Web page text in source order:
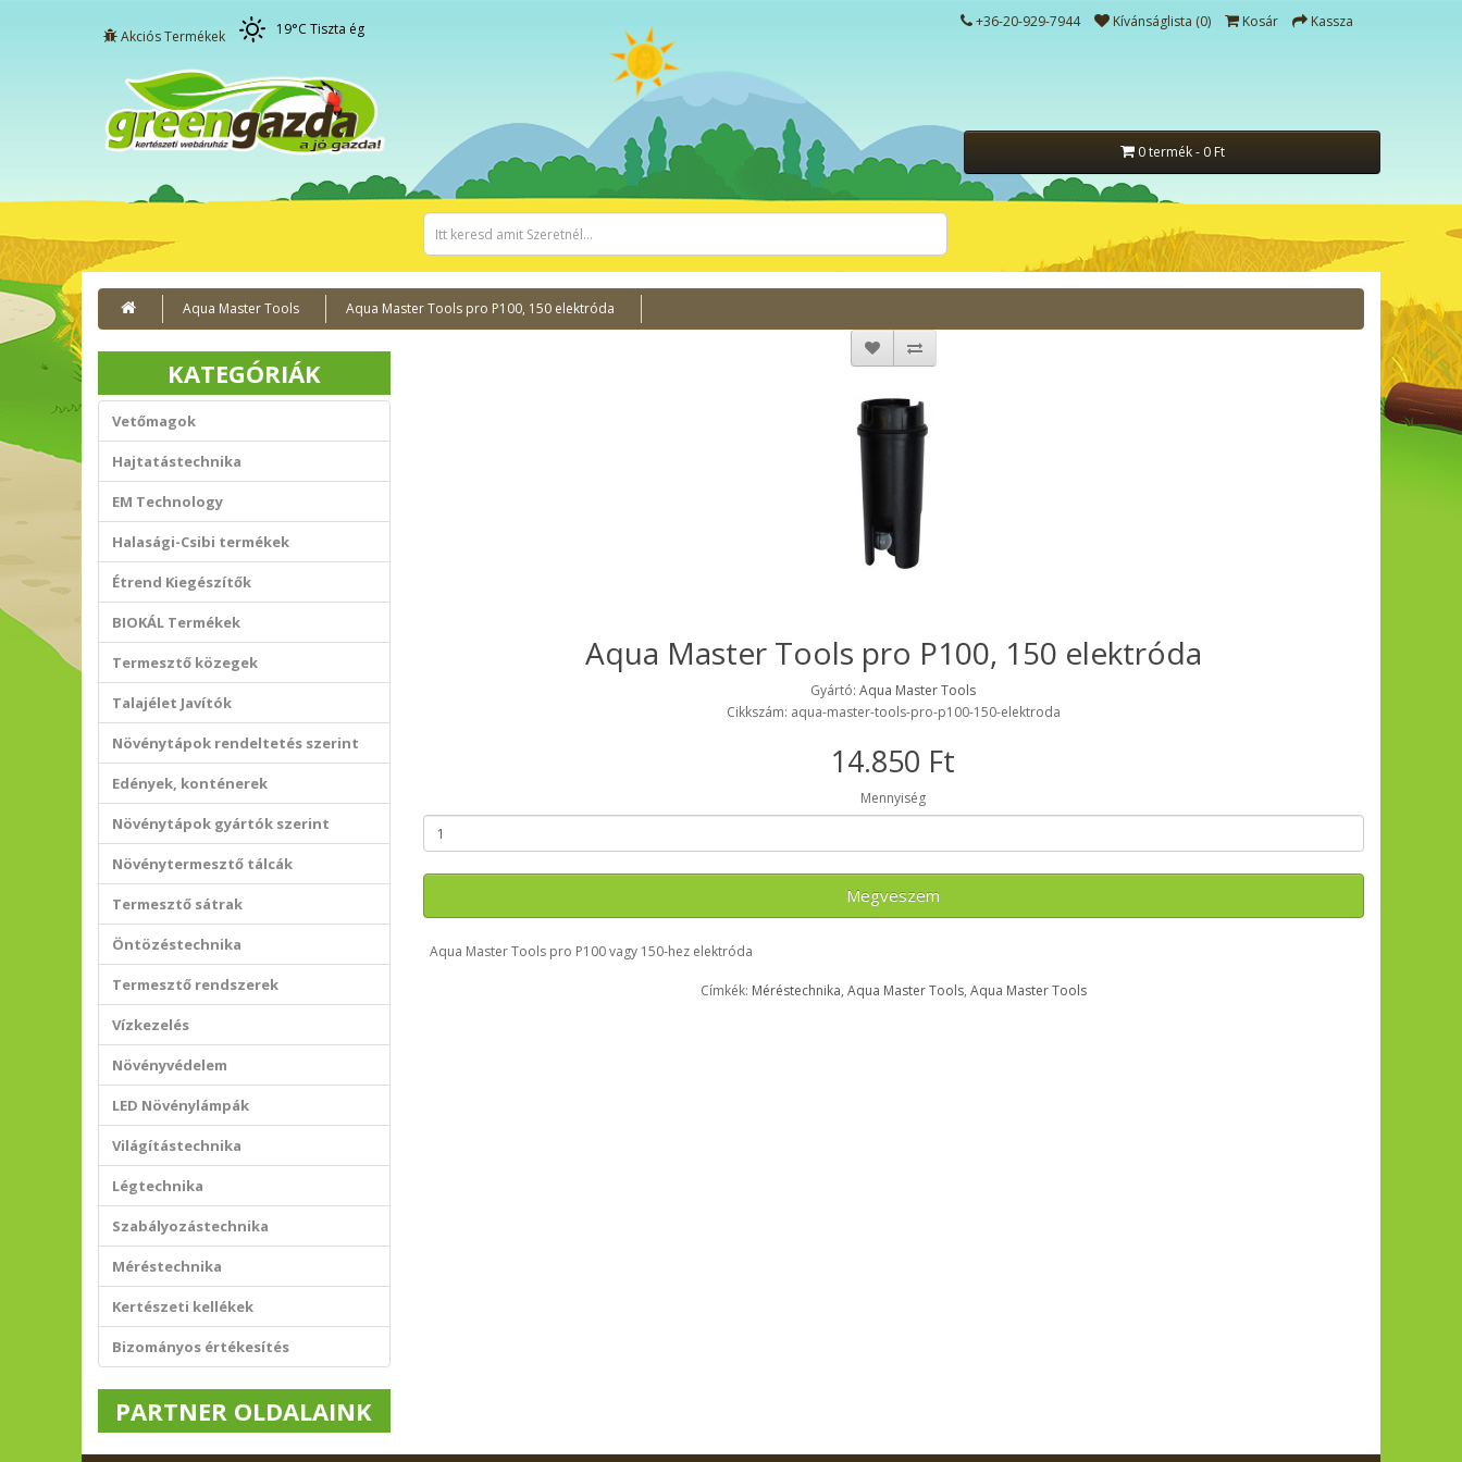
Akciós Termékek 19°C Tiszta ég +36-20-929-7944 Kívánságlista (0) Kosár Kassza
0 termék - 0 Ft
Aqua Master Tools Aqua Master Tools pro P100, 150 elektróda
KATEGÓRIÁK
Vetőmagok
Hajtatástechnika
EM Technology
Halasági-Csibi termékek
Étrend Kiegészítők
BIOKÁL Termékek
Termesztő közegek
Talajélet Javítók
Növénytápok rendeltetés szerint
Edények, konténerek
Növénytápok gyártók szerint
Növénytermesztő tálcák
Termesztő sátrak
Öntözéstechnika
Termesztő rendszerek
Vízkezelés
Növényvédelem
LED Növénylámpák
Világítástechnika
Légtechnika
Szabályozástechnika
Méréstechnika
Kertészeti kellékek
Bizományos értékesítés
PARTNER OLDALAINK
Aqua Master Tools pro P100, 150 elektróda
Gyártó:Aqua Master Tools
Cikkszám: aqua-master-tools-pro-p100-150-elektroda
14.850 Ft
Mennyiség
Megveszem
Aqua Master Tools pro P100 vagy 150-hez elektróda
Címkék: Méréstechnika, Aqua Master Tools, Aqua Master Tools